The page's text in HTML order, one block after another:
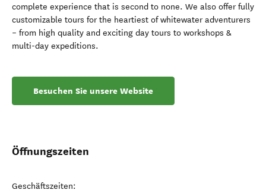
complete experience that is second to none. We also offer fully
customizable tours for the heartiest of whitewater adventurers
– from high quality and exciting day tours to workshops &
multi-day expeditions.
Besuchen Sie unsere Website
Öffnungszeiten
Geschäftszeiten: